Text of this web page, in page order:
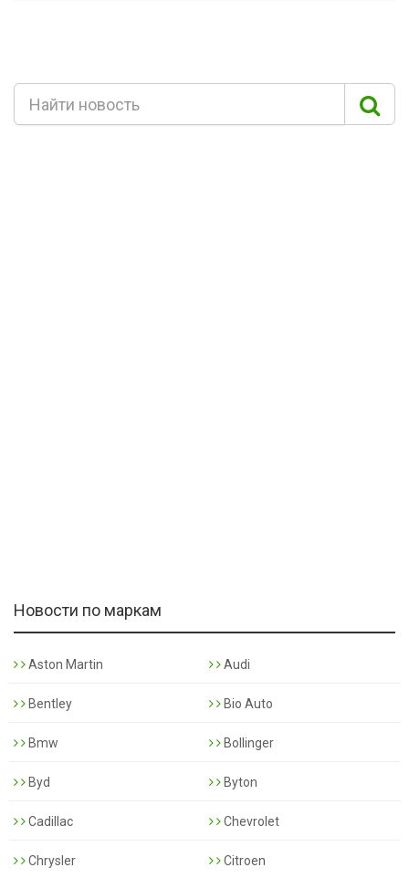
Новости по маркам
Aston Martin Audi
Bentley Bio Auto
Bmw Bollinger
Byd Byton
Cadillac Chevrolet
Chrysler Citroen